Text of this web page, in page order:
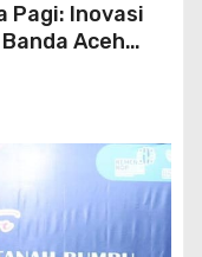
Pagi: Inovasi
Aceh